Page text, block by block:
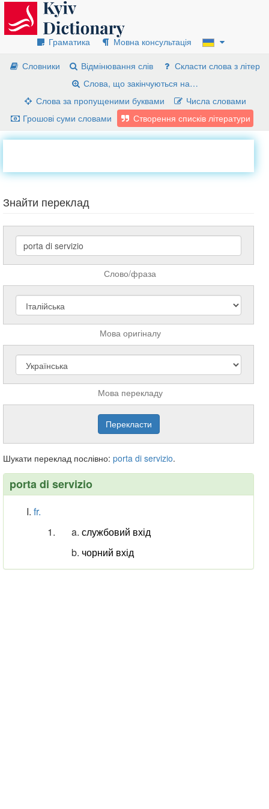
Граматика
Мовна консультація
Словники
Відмінювання слів
Скласти слова з літер
Слова, що закінчуються на…
Слова за пропущеними буквами
Числа словами
Грошові суми словами
Створення списків літератури
Знайти переклад
Слово/фраза
Мова оригіналу
Мова перекладу
Шукати переклад послівно: porta di servizio.
porta di servizio
fr.
службовий вхід
чорний вхід